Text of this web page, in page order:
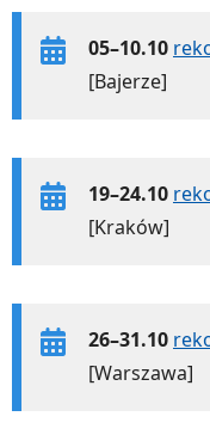
05–10.10
[Bajerze]
19–24.10
[Kraków]
26–31.10
[Warszawa]